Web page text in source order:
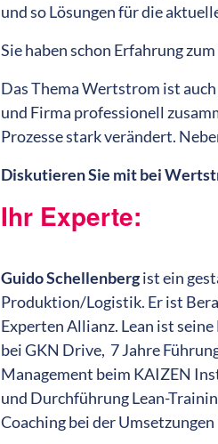
und so Lösungen für die
Sie haben schon Erfahrung
Das Thema Wertstrom ist
und Firma professionell
Prozesse stark verändert.
Diskutieren Sie mit bei
Ihr Experte:
Guido Schellenbergist ein
Produktion/Logistik. Er ist
Experten Allianz. Lean ist
bei GKN Drive, 7 Jahre
Management beim KAIZEN
und Durchführung Lean-
Coaching bei der